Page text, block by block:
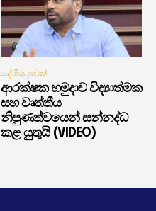
දේශීය පුවත්
ආරක්ෂක හමුදාව විද්‍යාත්මක
සහ වෘත්තීය
නිපුණත්වයෙන් සන්නද්ධ
කළ යුතුයි (VIDEO)